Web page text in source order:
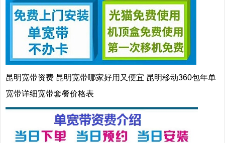
昆明宽带资费 昆明宽带哪家好用又便宜 昆明移动360包年单
宽带详细宽带套餐价格表